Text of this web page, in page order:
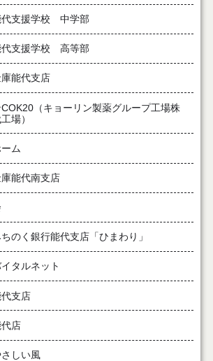
代支援学校 中学部
代支援学校 高等部
能代支店
（キョーリン製薬グループ工場株
場）
ム
能代南支店
のく銀行能代支店「ひまわり」
タルネット
支店
店
しい風